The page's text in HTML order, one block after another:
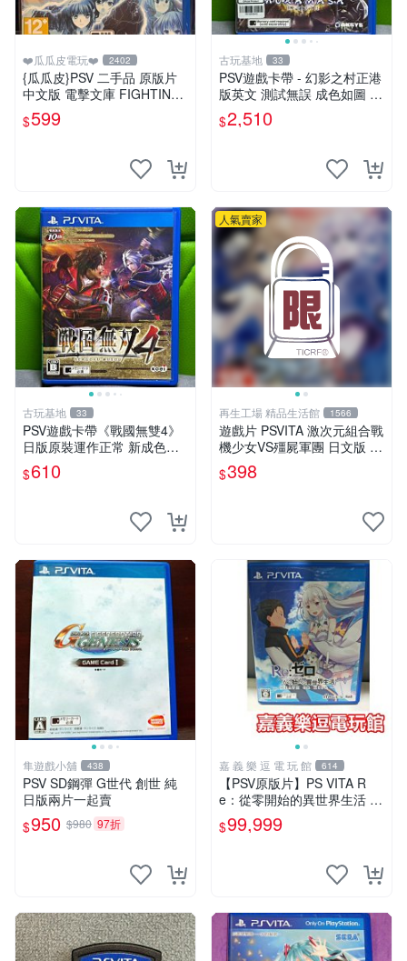
❤️瓜瓜皮電玩❤️ 2402
{瓜瓜皮}PSV 二手品 原版片
中文版 電擊文庫 FIGHTING
CLIMAX(遊戲都有回收)
$599
古玩基地 33
PSV遊戲卡帶 - 幻影之村正港
版英文 測試無誤 成色如圖 唯
美收藏推薦 幻影之村 正版PS
V 港版卡帶 成色保證 村正 港
$2,510
古玩基地 33
PSV遊戲卡帶《戰國無雙4》
日版原裝運作正常 新成色如
圖拍賣請先確認 成色拍賣一
經成交概不退換 PSV遊戲 卡
$610
人氣賣家
再生工場 精品生活館 1566
遊戲片 PSVITA 激次元組合戰
機少女VS殭屍軍團 日文版 再
生工場 01
$398
隼遊戲小舖 438
PSV SD鋼彈 G世代 創世 純
日版兩片一起賣
$950 $980 97折
嘉 義 樂 逗 電 玩 館 614
【PSV原版片】PS VITA R
e：從零開始的異世界生活 D
EATH OR KISS【9成新】✪
中古二手✪嘉義樂逗電玩
$99,999